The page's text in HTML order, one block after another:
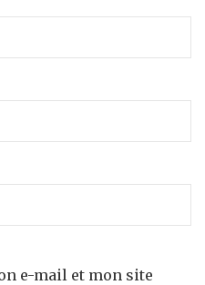
e-mail et mon site